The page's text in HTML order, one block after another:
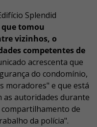
Splendid
tomou
vizinhos, o
competentes de
acrescenta que
do condomínio,
moradores" e que está
as autoridades durante
de
da polícia".